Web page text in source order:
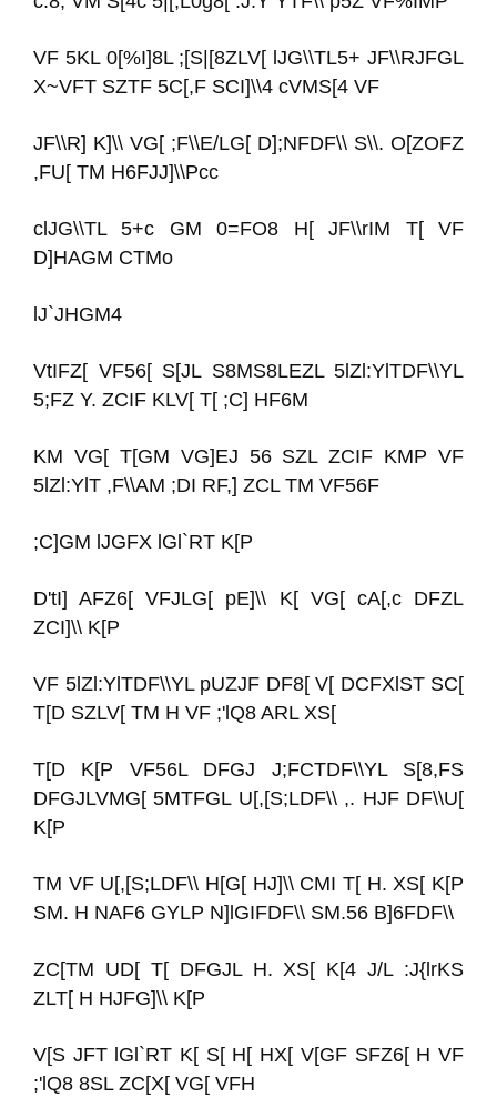
VF 5KL 0[%I]8L ;[S|[8ZLV[ lJG\\TL5+ JF\\RJFGL
X~VFT SZTF 5C[,F SCI]\\4 cVMS[4 VF
JF\\R] K]\\ VG[ ;F\\E/LG[ D];NFDF\\ S\\. O[ZOFZ
,FU[ TM H6FJJ]\\Pcc
clJG\\TL 5+c GM 0=FO8 H[ JF\\rIM T[ VF
D]HAGM CTMo
lJ`JHGM4
VtIFZ[ VF56[ S[JL S8MS8LEZL 5lZl:YlTDF\\YL
5;FZ Y. ZCIF KLV[ T[ ;C] HF6M
KM VG[ T[GM VG]EJ 56 SZL ZCIF KMP VF
5lZl:YlT ,F\\AM ;DI RF,] ZCL TM VF56F
;C]GM lJGFX lGl`RT K[P
D'tI] AFZ6[ VFJLG[ pE]\\ K[ VG[ cA[,c DFZL
ZCI]\\ K[P
VF 5lZl:YlTDF\\YL pUZJF DF8[ V[ DCFXlST SC[
T[D SZLV[ TM H VF ;'lQ8 ARL XS[
T[D K[P VF56L DFGJ J;FCTDF\\YL S[8,FS
DFGJLVMG[ 5MTFGL U[,[S;LDF\\ ,. HJF DF\\U[
K[P
TM VF U[,[S;LDF\\ H[G[ HJ]\\ CMI T[ H. XS[ K[P
SM. H NAF6 GYLP N]lGIFDF\\ SM.56 B]6FDF\\
ZC[TM UD[ T[ DFGJL H. XS[ K[4 J/L :J{lrKS
ZLT[ H HJFG]\\ K[P
V[S JFT lGl`RT K[ S[ H[ HX[ V[GF SFZ6[ H VF
;'lQ8 8SL ZC[X[ VG[ VFH